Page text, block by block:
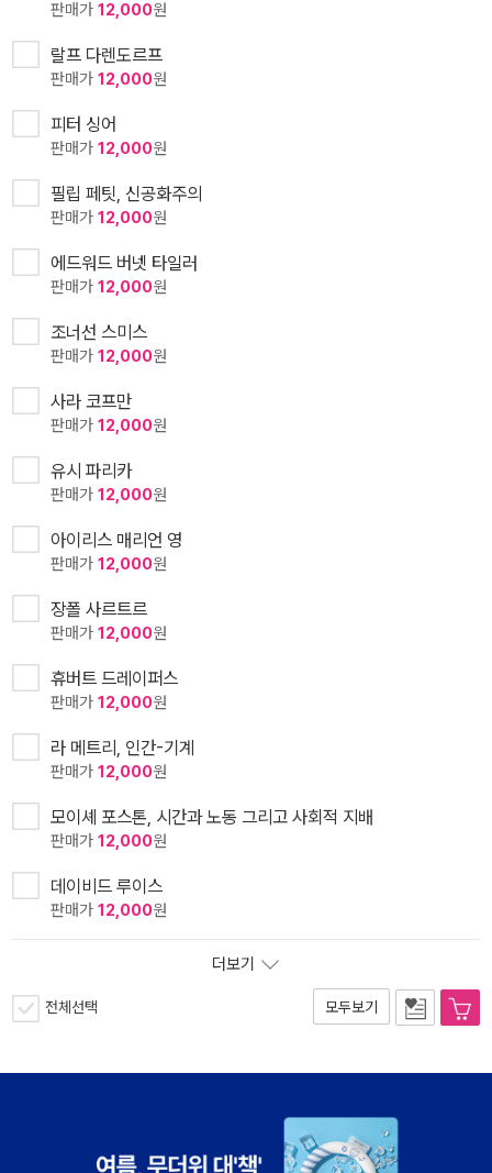
판매가 12,000원
랄프 다렌도르프
판매가 12,000원
피터 싱어
판매가 12,000원
필립 페팃, 신공화주의
판매가 12,000원
에드워드 버넷 타일러
판매가 12,000원
조너선 스미스
판매가 12,000원
사라 코프만
판매가 12,000원
유시 파리카
판매가 12,000원
아이리스 매리언 영
판매가 12,000원
장폴 사르트르
판매가 12,000원
휴버트 드레이퍼스
판매가 12,000원
라 메트리, 인간-기계
판매가 12,000원
모이셰 포스톤, 시간과 노동 그리고 사회적 지배
판매가 12,000원
데이비드 루이스
판매가 12,000원
더보기
전체선택 모두보기